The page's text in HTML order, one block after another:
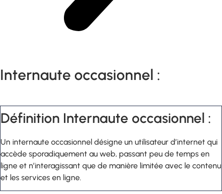
Internaute occasionnel :
Définition Internaute occasionnel :
Un internaute occasionnel désigne un utilisateur d’internet qui
accède sporadiquement au web, passant peu de temps en
ligne et n’interagissant que de manière limitée avec le contenu
et les services en ligne.